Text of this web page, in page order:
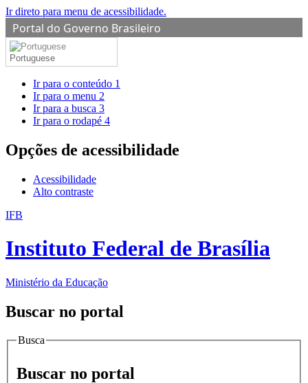
Ir direto para menu de acessibilidade.
Portal do Governo Brasileiro
Portuguese
Ir para o conteúdo 1
Ir para o menu 2
Ir para a busca 3
Ir para o rodapé 4
Opções de acessibilidade
Acessibilidade
Alto contraste
IFB
Instituto Federal de Brasília
Ministério da Educação
Buscar no portal
Busca
Buscar no portal